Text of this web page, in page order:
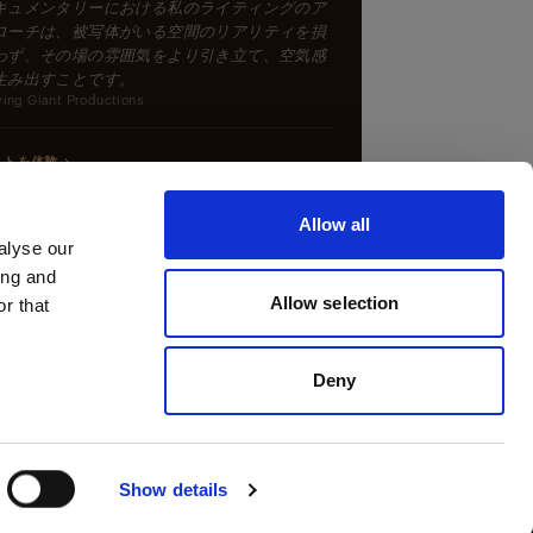
our
and
that
Show details
Allow all
Allow selection
Deny
ュメンタリーにおける私のライティングのア
ーチは、被写体がいる空間のリアリティを損
ず、その場の雰囲気をより引き立て、空気感
み出すことです。
Giant Productions
トを体験 →